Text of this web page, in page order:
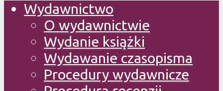
Wydawnictwo
O wydawnictwie
Wydanie książki
Wydawanie czasopisma
Procedury wydawnicze